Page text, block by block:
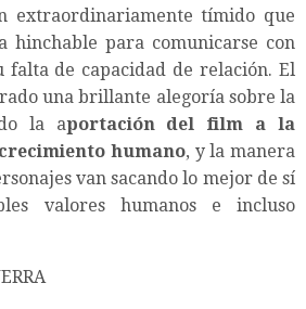
extraordinariamente tímido que
hinchable para comunicarse con
falta de capacidad de relación. El
una brillante alegoría sobre la
la aportación del film a la
humano, y la manera
van sacando lo mejor de sí
valores humanos e incluso